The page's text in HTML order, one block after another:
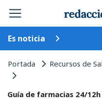
Es noticia
Portada Recursos de
Guía de farmacias 24/12h